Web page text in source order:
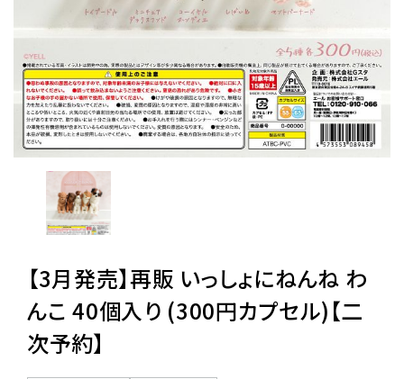
景品・玩具・文具
よくあるご質問
06-6282-7659
【3月発売】再販 いっしょにねんね わ
んこ 40個入り (300円カプセル)【二
次予約】